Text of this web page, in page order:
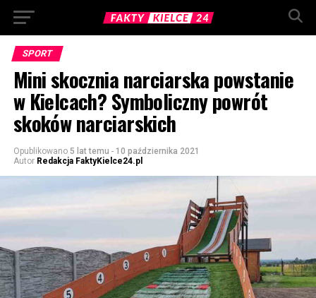
SPORT
Mini skocznia narciarska powstanie
w Kielcach? Symboliczny powrót
skoków narciarskich
Opublikowano 5 lat temu - 10 października 2021
Autor Redakcja FaktyKielce24.pl